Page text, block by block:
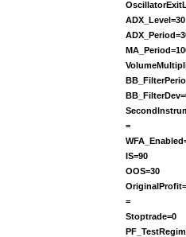
ADX_Level=30
=
IS=90
OOS=30
=
Stoptrade=0